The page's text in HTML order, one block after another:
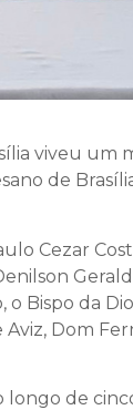
viveu um
de
Cezar
Bispo da
Dom
de